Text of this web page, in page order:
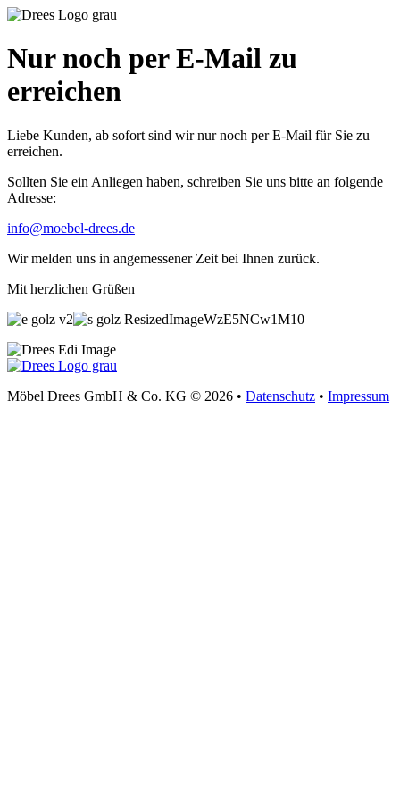
Nur noch per E-Mail zu
erreichen
Liebe Kunden, ab sofort sind wir nur noch per E-Mail für Sie zu
erreichen.
Sollten Sie ein Anliegen haben, schreiben Sie uns bitte an folgende
Adresse:
info@moebel-drees.de
Wir melden uns in angemessener Zeit bei Ihnen zurück.
Mit herzlichen Grüßen
Möbel Drees GmbH & Co. KG © 2026 • Datenschutz • Impressum